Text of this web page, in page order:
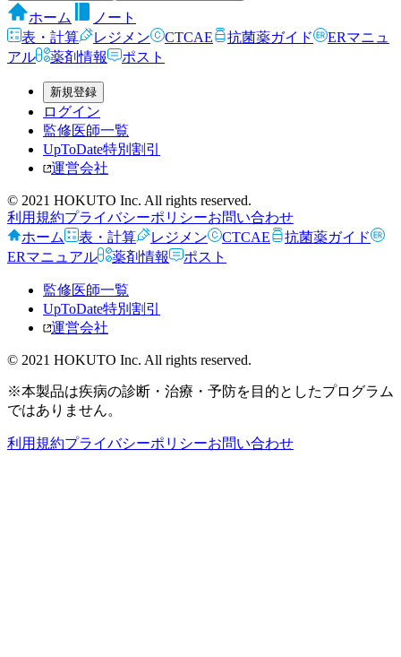
ホーム
ノート
表・計算
レジメン CTCAE 抗菌薬ガイド
ERマニュ
アル
薬剤情報 ポスト
新規登録
ログイン
監修医師一覧
UpToDate特別割引
運営会社
© 2021 HOKUTO Inc. All rights reserved.
利用規約プライバシーポリシーお問い合わせ
ホーム
表・計算 レジメン CTCAE
抗菌薬ガイド
ERマニュアル
薬剤情報 ポスト
監修医師一覧
UpToDate特別割引
運営会社
© 2021 HOKUTO Inc. All rights reserved.
※本製品は疾病の診断・治療・予防を目的としたプログラム
ではありません。
利用規約プライバシーポリシーお問い合わせ